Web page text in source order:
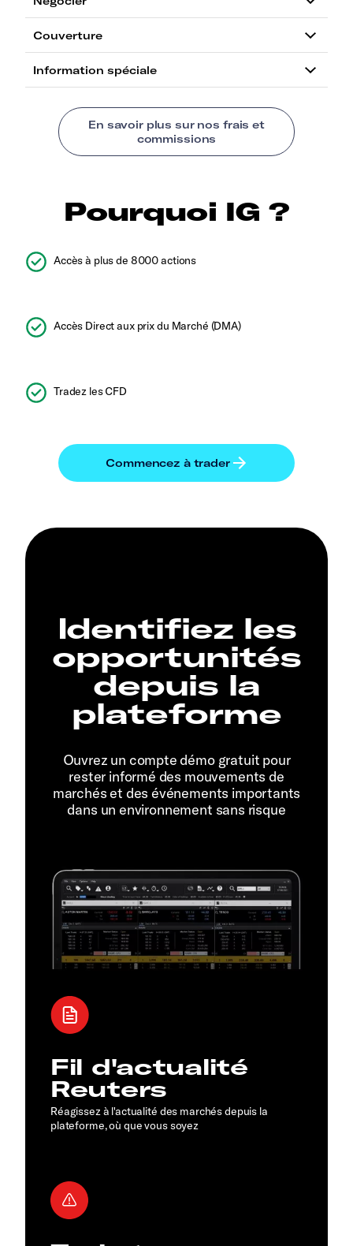
Pourquoi IG ?
Accès à plus de 8000 actions
Accès Direct aux prix du Marché (DMA)
Tradez les CFD
Identifiez les
opportunités
depuis la
plateforme
Ouvrez un compte démo gratuit pour
rester informé des mouvements de
marchés et des événements importants
dans un environnement sans risque
Fil d'actualité
Reuters
Réagissez à l'actualité des marchés depuis la
plateforme, où que vous soyez